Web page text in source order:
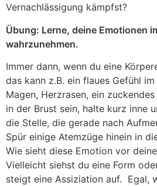
Vernachlässigung kämpfst?
Übung: Lerne, deine Emotionen
wahrzunehmen.
Immer dann, wenn du eine
das kann z.B. ein flaues Gefühl
Magen, Herzrasen, ein
in der Brust sein, halte kurz inne
die Stelle, die gerade nach
Spür einige Atemzüge hinein in
Wie sieht diese Emotion vor
Vielleicht siehst du eine Form
steigt eine Assiziation auf. Egal,